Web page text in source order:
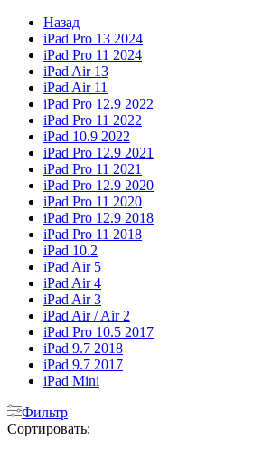
Назад
iPad Pro 13 2024
iPad Pro 11 2024
iPad Air 13
iPad Air 11
iPad Pro 12.9 2022
iPad Pro 11 2022
iPad 10.9 2022
iPad Pro 12.9 2021
iPad Pro 11 2021
iPad Pro 12.9 2020
iPad Pro 11 2020
iPad Pro 12.9 2018
iPad Pro 11 2018
iPad 10.2
iPad Air 5
iPad Air 4
iPad Air 3
iPad Air / Air 2
iPad Pro 10.5 2017
iPad 9.7 2018
iPad 9.7 2017
iPad Mini
Фильтр
Сортировать: